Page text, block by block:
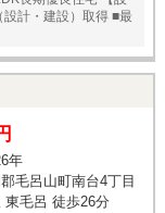
計・建設）取得 ■最
年
毛呂山町南台4丁目
東毛呂 徒歩26分